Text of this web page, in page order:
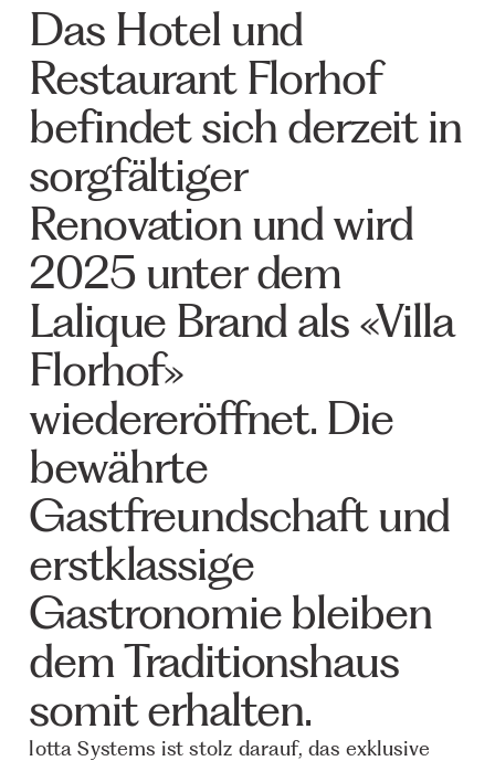
Das Hotel und
Restaurant Florhof
befindet sich derzeit in
sorgfältiger
Renovation und wird
2025 unter dem
Lalique Brand als «Villa
Florhof»
wiedereröffnet. Die
bewährte
Gastfreundschaft und
erstklassige
Gastronomie bleiben
dem Traditionshaus
somit erhalten.
lotta Systems ist stolz darauf, das exklusive